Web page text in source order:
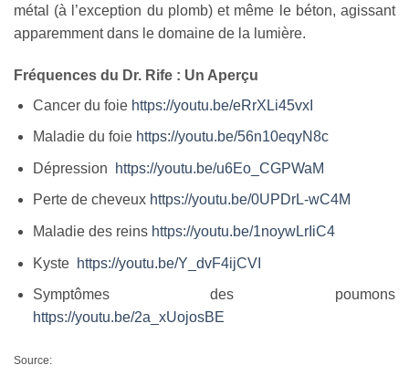
métal (à l’exception du plomb) et même le béton, agissant
apparemment dans le domaine de la lumière.
Fréquences du Dr. Rife : Un Aperçu
Cancer du foie https://youtu.be/eRrXLi45vxI
Maladie du foie https://youtu.be/56n10eqyN8c
Dépression https://youtu.be/u6Eo_CGPWaM
Perte de cheveux https://youtu.be/0UPDrL-wC4M
Maladie des reins https://youtu.be/1noywLrIiC4
Kyste https://youtu.be/Y_dvF4ijCVI
Symptômes des poumons
https://youtu.be/2a_xUojosBE
Source: